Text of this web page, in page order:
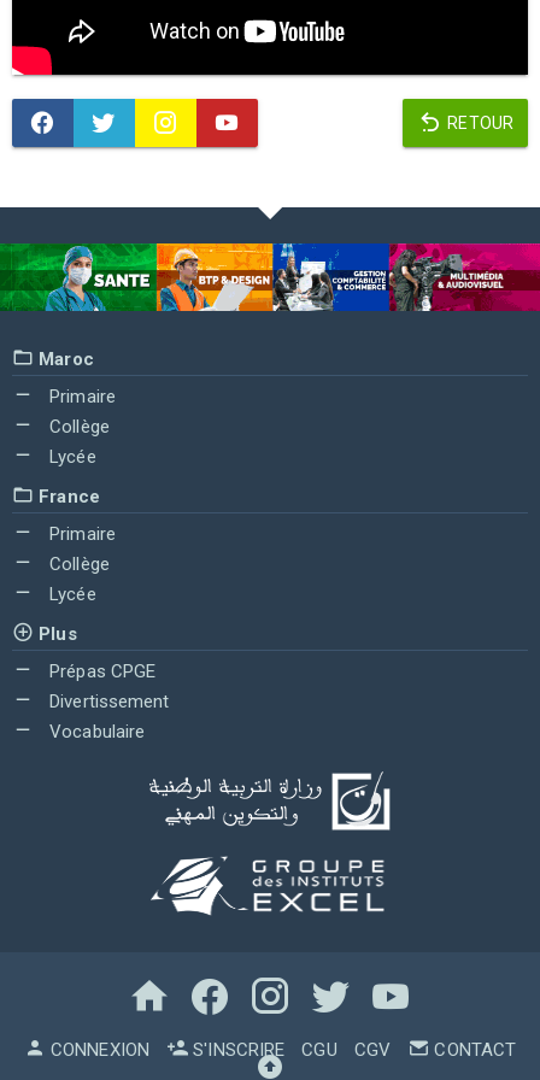
RETOUR
Maroc
Primaire
Collège
Lycée
France
Primaire
Collège
Lycée
Plus
Prépas CPGE
Divertissement
Vocabulaire
CONNEXION S'INSCRIRE CGU CGV CONTACT